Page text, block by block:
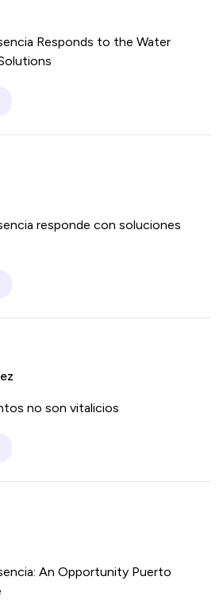
Responds to the Water
responde con soluciones
no son vitalicios
An Opportunity Puerto